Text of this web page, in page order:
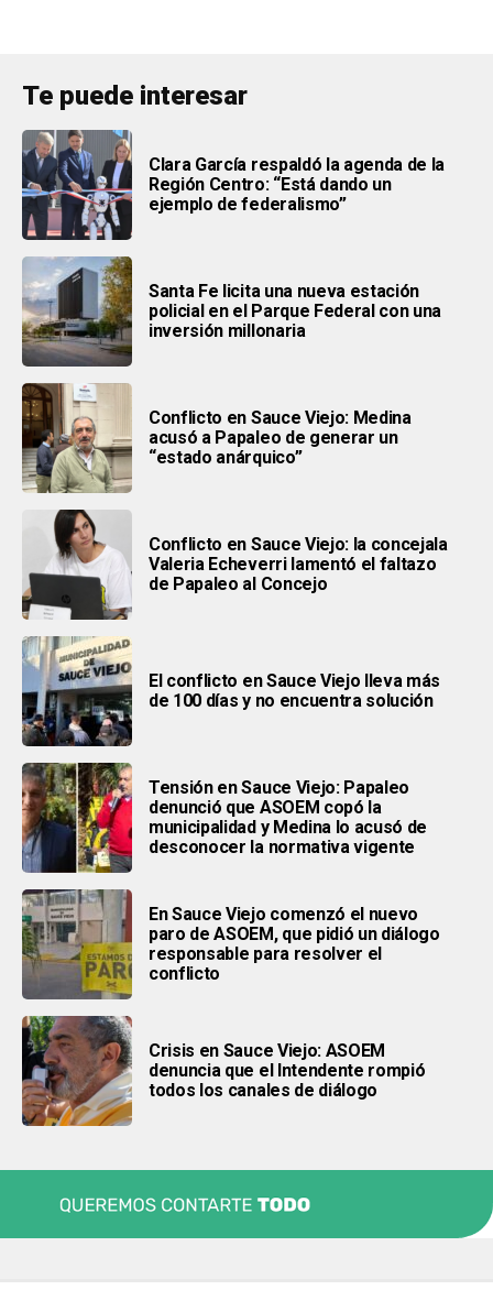
Te puede interesar
Clara García respaldó la agenda de la
Región Centro: “Está dando un
ejemplo de federalismo”
Santa Fe licita una nueva estación
policial en el Parque Federal con una
inversión millonaria
Conflicto en Sauce Viejo: Medina
acusó a Papaleo de generar un
“estado anárquico”
Conflicto en Sauce Viejo: la concejala
Valeria Echeverri lamentó el faltazo
de Papaleo al Concejo
El conflicto en Sauce Viejo lleva más
de 100 días y no encuentra solución
Tensión en Sauce Viejo: Papaleo
denunció que ASOEM copó la
municipalidad y Medina lo acusó de
desconocer la normativa vigente
En Sauce Viejo comenzó el nuevo
paro de ASOEM, que pidió un diálogo
responsable para resolver el
conflicto
Crisis en Sauce Viejo: ASOEM
denuncia que el Intendente rompió
todos los canales de diálogo